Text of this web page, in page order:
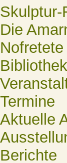
Skulptur-
Die
Nofretete
Termine
Aktuelle
Berichte